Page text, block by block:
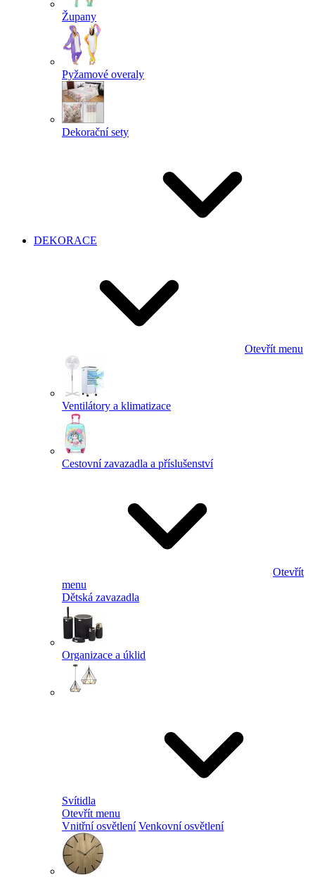
Župany
Pyžamové overaly
Dekorační sety
DEKORACE
Otevřít menu
Ventilátory a klimatizace
Cestovní zavazadla a příslušenství
Otevřít
menu
Dětská zavazadla
Organizace a úklid
Svítidla
Otevřít menu
Vnitřní osvětlení Venkovní osvětlení